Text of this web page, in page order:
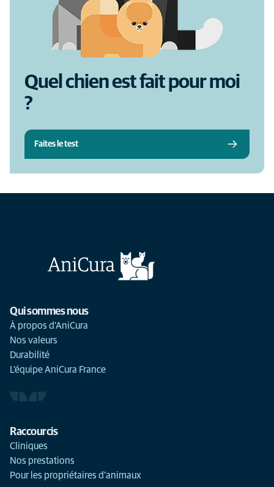
Quel chien est fait pour moi
?
Faites le test
Qui sommes nous
À propos d'AniCura
Nos valeurs
Durabilité
L'équipe AniCura France
Raccourcis
Cliniques
Nos prestations
Pour les propriétaires d'animaux